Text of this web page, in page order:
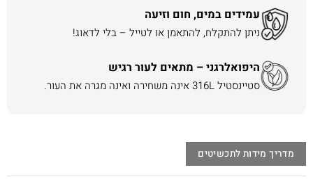
עמידים במים, חום וזיעה
ניתן להתקלח, להתאמן או לטייל – בלי לדאוג!
היפואלרגני – מתאים לעור רגיש
סטיינסטיל 316L אינה משחירה ואינה מגרה את העור.
מדריך מידות לתכשיטים